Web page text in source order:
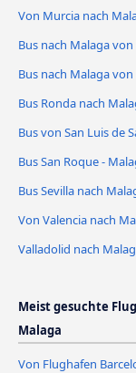
Von Murcia nach
Bus nach Malaga
Bus nach Malaga von
Bus Ronda nach
Bus von San Luis de
Bus San Roque -
Bus Sevilla nach
Von Valencia nach
Valladolid nach
Meist gesuchte
Malaga
Von Flughafen